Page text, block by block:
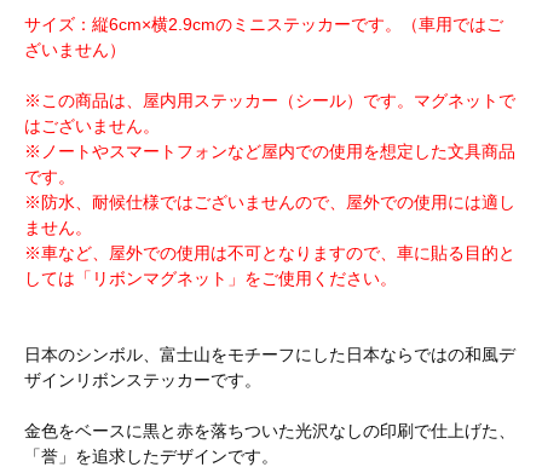
サイズ：縦6cm×横2.9cmのミニステッカーです。（車用ではご
ざいません）
※この商品は、屋内用ステッカー（シール）です。マグネットで
はございません。
※ノートやスマートフォンなど屋内での使用を想定した文具商品
です。
※防水、耐候仕様ではございませんので、屋外での使用には適し
ません。
※車など、屋外での使用は不可となりますので、車に貼る目的と
しては「リボンマグネット」をご使用ください。
日本のシンボル、富士山をモチーフにした日本ならではの和風デ
ザインリボンステッカーです。
金色をベースに黒と赤を落ちついた光沢なしの印刷で仕上げた、
「誉」を追求したデザインです。